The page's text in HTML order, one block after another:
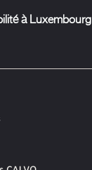
à Luxembourg